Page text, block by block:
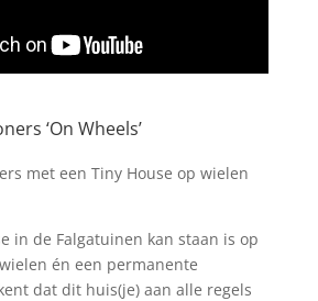
‘On Wheels’
met een Tiny House op wielen
in de Falgatuinen kan staan is op
én een permanente
dat dit huis(je) aan alle regels